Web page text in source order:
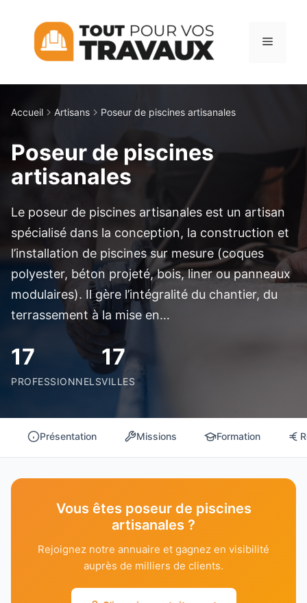
contenu
Menu
Accueil Artisans Poseur de piscines artisanales
Poseur de piscines
artisanales
Le poseur de piscines artisanales est un artisan
spécialisé dans la conception, la construction et
l’installation de piscines sur mesure (coques
polyester, béton projeté, bois, liner ou panneaux
modulaires). Il gère l’intégralité du chantier, du
terrassement à la mise en…
17
PROFESSIONNELS
17
VILLES
Présentation Missions Formation
Vous êtes poseur de piscines
artisanales ?
Rejoignez notre annuaire et gagnez en visibilité
auprès de milliers de clients.